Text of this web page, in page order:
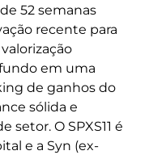
52 semanas
recente para
em uma
de ganhos do
sólida e
setor. O SPXS11 é
e a Syn (ex-